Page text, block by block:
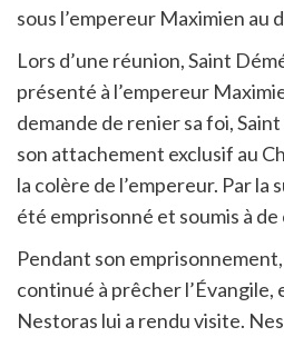
sous l’empereur Maximien au
Lors d’une réunion, Saint
présenté à l’empereur
demande de renier sa foi,
son attachement exclusif au
la colère de l’empereur. Par la
été emprisonné et soumis à
Pendant son
continué à prêcher l’Évangile,
Nestoras lui a rendu visite.